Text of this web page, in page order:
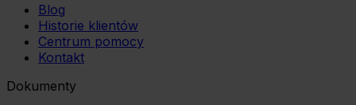
Blog
Historie klientów
Centrum pomocy
Kontakt
Dokumenty